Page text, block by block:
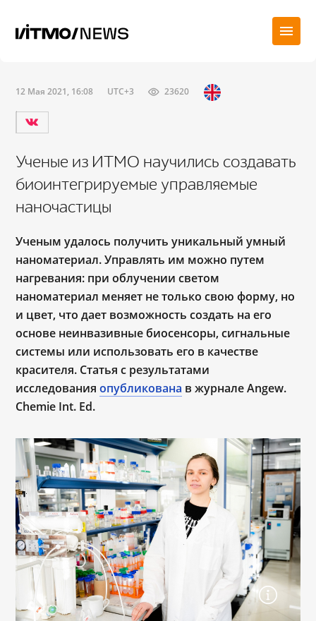
12 Мая 2021, 16:08 UTC+3 23620
Ученые из ИТМО научились создавать
биоинтегрируемые управляемые
наночастицы
Ученым удалось получить уникальный умный
наноматериал. Управлять им можно путем
нагревания: при облучении светом
наноматериал меняет не только свою форму, но
и цвет, что дает возможность создать на его
основе неинвазивные биосенсоры, сигнальные
системы или использовать его в качестве
красителя. Статья с результатами
исследованияопубликована в журнале Angew.
Chemie Int. Ed.